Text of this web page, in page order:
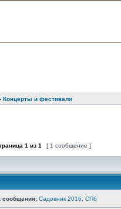
Концерты и фестивали
1 из 1 [ 1 сообщение ]
сообщения: Садовник 2016, СПб